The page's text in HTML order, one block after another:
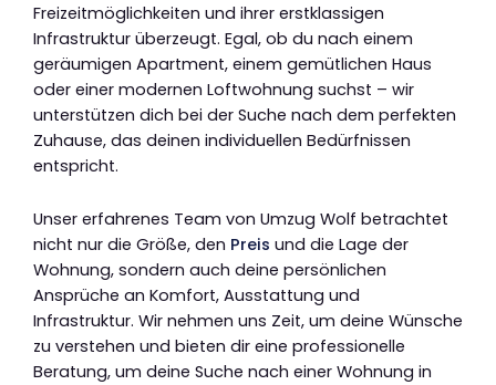
Freizeitmöglichkeiten und ihrer erstklassigen
Infrastruktur überzeugt. Egal, ob du nach einem
geräumigen Apartment, einem gemütlichen Haus
oder einer modernen Loftwohnung suchst – wir
unterstützen dich bei der Suche nach dem perfekten
Zuhause, das deinen individuellen Bedürfnissen
entspricht.
Unser erfahrenes Team von Umzug Wolf betrachtet
nicht nur die Größe, den Preis und die Lage der
Wohnung, sondern auch deine persönlichen
Ansprüche an Komfort, Ausstattung und
Infrastruktur. Wir nehmen uns Zeit, um deine Wünsche
zu verstehen und bieten dir eine professionelle
Beratung, um deine Suche nach einer Wohnung in